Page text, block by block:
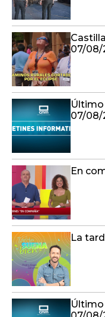
07/08/
07/08/
En
La